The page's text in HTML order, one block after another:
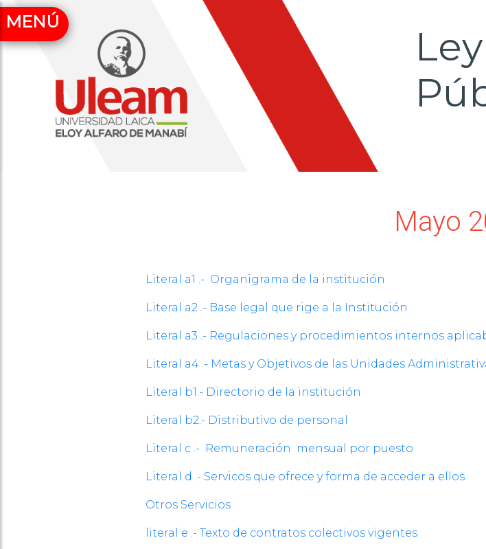
MENÚ
Mayo
Literal a1 .- Organigrama de la institución
Literal a2 .- Base legal que rige a la Institución
Literal a3 .- Regulaciones y procedimientos internos
Literal a4 .- Metas y Objetivos de las Unidades
Literal b1.- Directorio de la institución
Literal b2.- Distributivo de personal
Literal c .- Remuneración mensual por puesto
Literal d .- Servicos que ofrece y forma de acceder a ellos
Otros Servicios
literal e .- Texto de contratos colectivos vigentes